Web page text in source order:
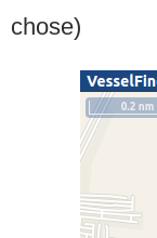
chose)